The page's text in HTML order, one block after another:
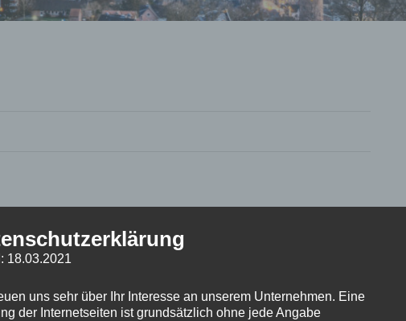
18.03.2021
uns sehr über Ihr Interesse an unserem Unternehmen. Eine
der Internetseiten ist grundsätzlich ohne jede Angabe